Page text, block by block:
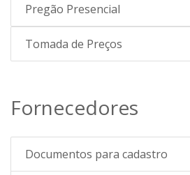
Pregão Presencial
Tomada de Preços
Fornecedores
Documentos para cadastro